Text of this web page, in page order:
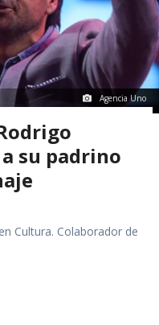
Agencia Uno
su padrino
Cultura. Colaborador de